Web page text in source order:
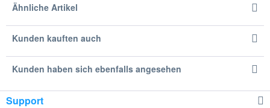
Ähnliche Artikel
Kunden kauften auch
Kunden haben sich ebenfalls angesehen
Support